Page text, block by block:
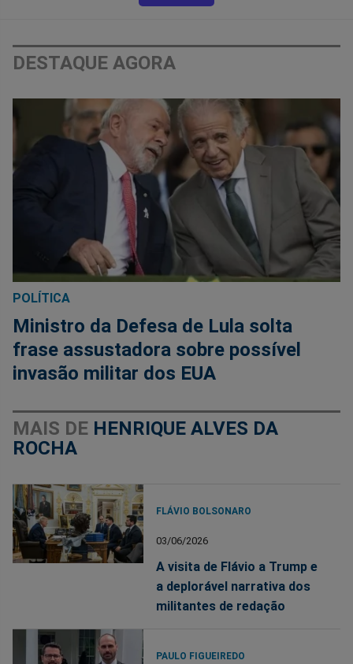
DESTAQUE AGORA
POLÍTICA
Ministro da Defesa de Lula solta
frase assustadora sobre possível
invasão militar dos EUA
MAIS DE HENRIQUE ALVES DA
ROCHA
FLÁVIO BOLSONARO
03/06/2026
A visita de Flávio a Trump e
a deplorável narrativa dos
militantes de redação
PAULO FIGUEIREDO